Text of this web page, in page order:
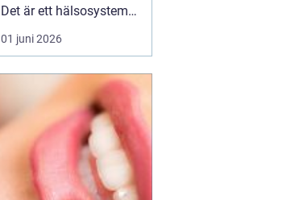
Det är ett hälsosystem
som betonar balans,
helhet och samspelet
omgivning. I stället för
att bara fokusera på
symtom försöker
ayurve...
01 juni 2026